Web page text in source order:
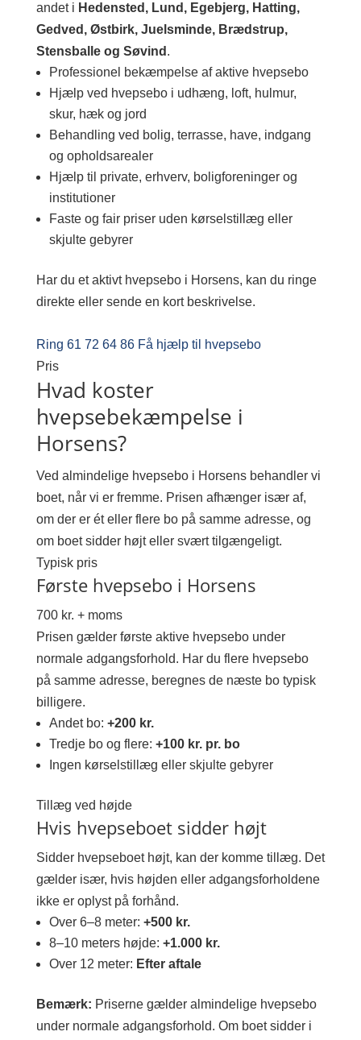
andet i Hedensted, Lund, Egebjerg, Hatting,
Gedved, Østbirk, Juelsminde, Brædstrup,
Stensballe og Søvind .
Professionel bekæmpelse af aktive hvepsebo
Hjælp ved hvepsebo i udhæng, loft, hulmur,
skur, hæk og jord
Behandling ved bolig, terrasse, have, indgang
og opholdsarealer
Hjælp til private, erhverv, boligforeninger og
institutioner
Faste og fair priser uden kørselstillæg eller
skjulte gebyrer
Har du et aktivt hvepsebo i Horsens, kan du ringe
direkte eller sende en kort beskrivelse.
Ring 61 72 64 86 Få hjælp til hvepsebo
Pris
Hvad koster
hvepsebekæmpelse i
Horsens?
Ved almindelige hvepsebo i Horsens behandler vi
boet, når vi er fremme. Prisen afhænger især af,
om der er ét eller flere bo på samme adresse, og
om boet sidder højt eller svært tilgængeligt.
Typisk pris
Første hvepsebo i Horsens
700 kr. + moms
Prisen gælder første aktive hvepsebo under
normale adgangsforhold. Har du flere hvepsebo
på samme adresse, beregnes de næste bo typisk
billigere.
Andet bo: +200 kr.
Tredje bo og flere: +100 kr. pr. bo
Ingen kørselstillæg eller skjulte gebyrer
Tillæg ved højde
Hvis hvepseboet sidder højt
Sidder hvepseboet højt, kan der komme tillæg. Det
gælder især, hvis højden eller adgangsforholdene
ikke er oplyst på forhånd.
Over 6–8 meter: +500 kr.
8–10 meters højde: +1.000 kr.
Over 12 meter: Efter aftale
Bemærk: Priserne gælder almindelige hvepsebo
under normale adgangsforhold. Om boet sidder i